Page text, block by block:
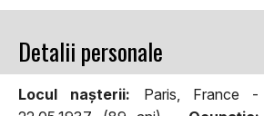
Detalii personale
Locul naşterii: Paris, France -